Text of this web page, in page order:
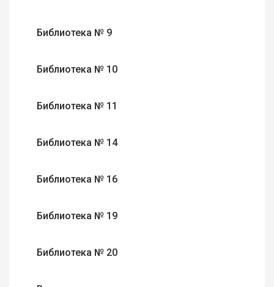
Библиотека № 9
Библиотека № 10
Библиотека № 11
Библиотека № 14
Библиотека № 16
Библиотека № 19
Библиотека № 20